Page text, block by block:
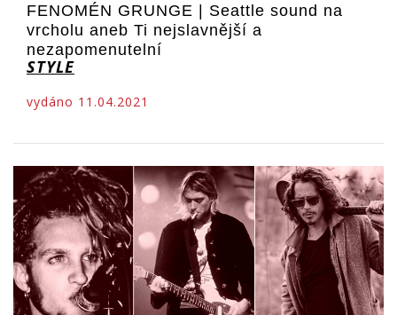
FENOMÉN GRUNGE | Seattle sound na
vrcholu aneb Ti nejslavnější a
nezapomenutelní
STYLE
vydáno 11.04.2021